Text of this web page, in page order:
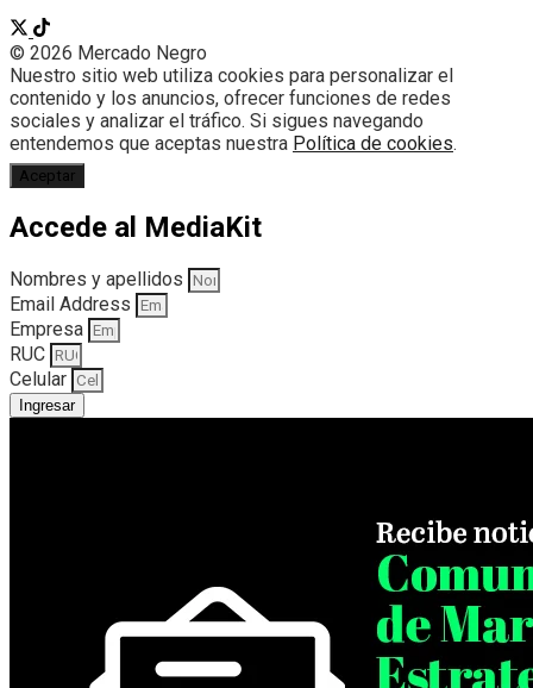
© 2026 Mercado Negro
Nuestro sitio web utiliza cookies para personalizar el
contenido y los anuncios, ofrecer funciones de redes
sociales y analizar el tráfico. Si sigues navegando
entendemos que aceptas nuestra Política de cookies.
Aceptar
Accede al MediaKit
Nombres y apellidos
Email Address
Empresa
RUC
Celular
Ingresar